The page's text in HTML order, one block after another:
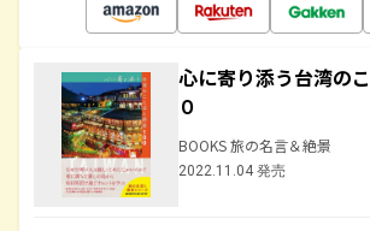
心に寄り添う台湾の
０
BOOKS 旅の名言＆絶景
2022.11.04 発売